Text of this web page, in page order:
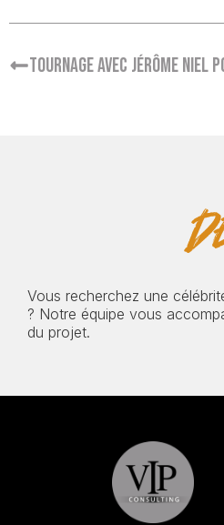
Tournage avec Jérôme Niel
Vous recherchez une
? Notre équipe vous
du projet.